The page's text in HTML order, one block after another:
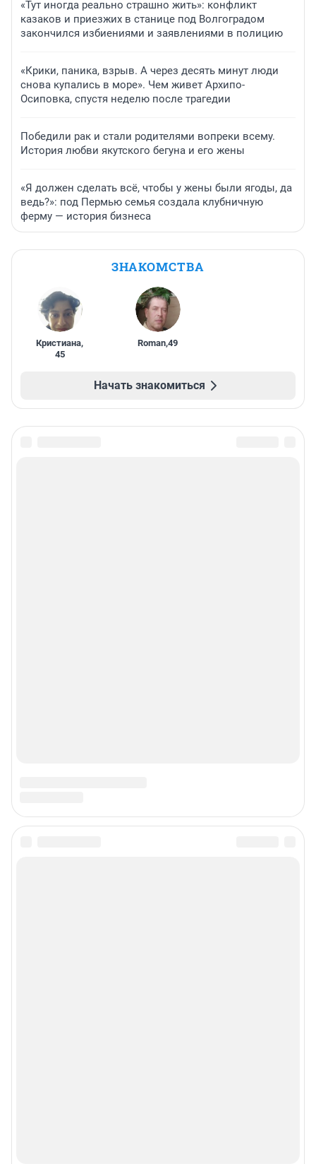
«Тут иногда реально страшно жить»: конфликт
казаков и приезжих в станице под Волгоградом
закончился избиениями и заявлениями в полицию
«Крики, паника, взрыв. А через десять минут люди
снова купались в море». Чем живет Архипо-
Осиповка, спустя неделю после трагедии
Победили рак и стали родителями вопреки всему.
История любви якутского бегуна и его жены
«Я должен сделать всё, чтобы у жены были ягоды, да
ведь?»: под Пермью семья создала клубничную
ферму — история бизнеса
ЗНАКОМСТВА
Кристиана,
45
Roman,49
Начать знакомиться